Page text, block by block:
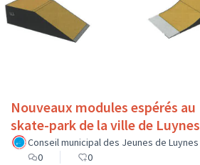
Nouveaux modules espérés au
skate-park de la ville de Luynes
Conseil municipal des Jeunes de Luynes
0
0